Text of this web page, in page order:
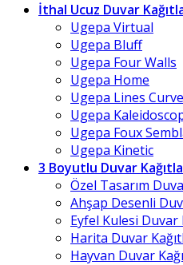
İthal Ucuz Duvar
Ugepa Virtual
Ugepa Bluff
Ugepa Four Walls
Ugepa Home
Ugepa Lines
Ugepa
Ugepa Foux
Ugepa Kinetic
3 Boyutlu Duvar
Özel Tasarım
Ahşap Desenli
Eyfel Kulesi Duvar
Harita Duvar
Hayvan Duvar